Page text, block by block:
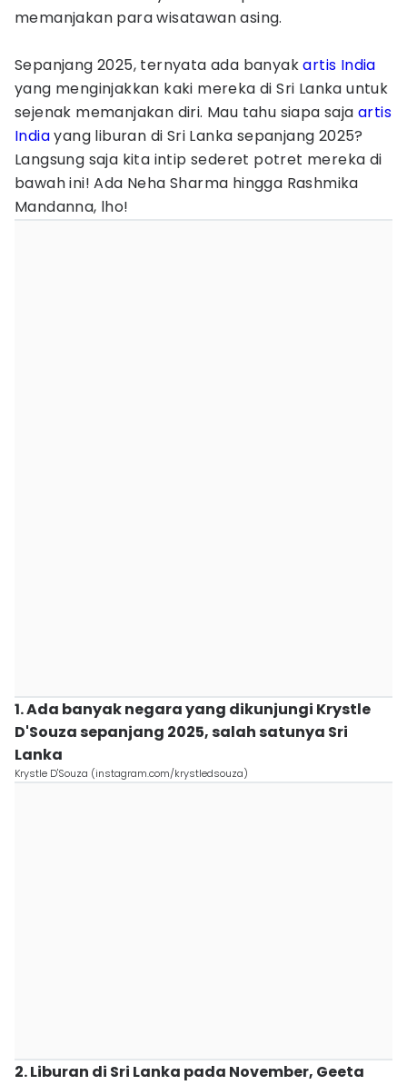
memanjakan para wisatawan asing.
Sepanjang 2025, ternyata ada banyakartis India
yang menginjakkan kaki mereka di Sri Lanka untuk
sejenak memanjakan diri. Mau tahu siapa saja artis
Indiayang liburan di Sri Lanka sepanjang 2025?
Langsung saja kita intip sederet potret mereka di
bawah ini! Ada Neha Sharma hingga Rashmika
Mandanna, lho!
1. Ada banyak negara yang dikunjungi Krystle
D'Souza sepanjang 2025, salah satunya Sri
Lanka
Krystle D'Souza (instagram.com/krystledsouza)
2. Liburan di Sri Lanka pada November, Geeta